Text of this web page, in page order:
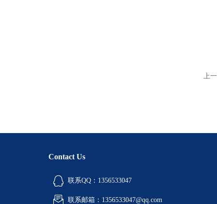
上
Contact Us
联系QQ：1356533047
联系邮箱：1356533047@qq.com